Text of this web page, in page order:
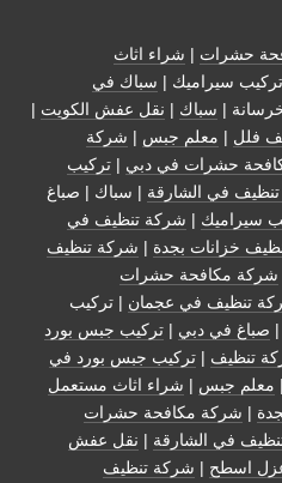
حشرات | شراء اثاث
سيراميك | سباك في
| سباك | نقل عفش الكويت |
فلل | معلم جبس | شركة
حشرات في دبي | تركيب
في الشارقة | سباك | صباغ
سيراميك | شركة تنظيف في
خزانات بجدة | شركة تنظيف
شركة مكافحة حشرات
تنظيف في عجمان | تركيب
| صباغ في دبي | تركيب جبس بورد
تنظيف | تركيب جبس بورد في
| معلم جبس | شراء اثاث مستعمل
| شركة مكافحة حشرات
في الشارقة | نقل عفش
اسطح | شركة تنظيف